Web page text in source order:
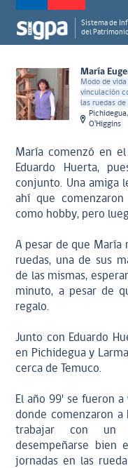
Sistema de
del
María
Modo de
vinculación
las ruedas de
O'Higgins
María comenzó en
Eduardo Huerta,
conjunto. Una amiga
ahí que
como hobby, pero
A pesar de que
ruedas, una de sus
de las mismas,
minuto, a pesar de
regalo.
Junto con Eduardo
en Pichidegua y
cerca de Temuco.
El año 99' se fueron
donde comenzaron a
trabajar con un
desempeñarse bien
jornadas en las